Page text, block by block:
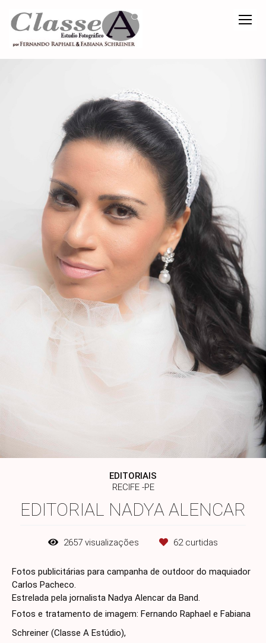
EDITORIAIS
RECIFE -PE
EDITORIAL NADYA ALENCAR
2657 visualizações 62curtidas
Fotos publicitárias para campanha de outdoor do maquiador
Carlos Pacheco.
Estrelada pela jornalista Nadya Alencar da Band.
Fotos e tratamento de imagem: Fernando Raphael e Fabiana
Schreiner (Classe A Estúdio),